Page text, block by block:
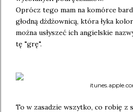
Oprócz tego mam na komórce
głodną dżdżownicą, która łyka
można usłyszeć ich angielskie
tę "grę".
To w zasadzie wszytko, co robię z